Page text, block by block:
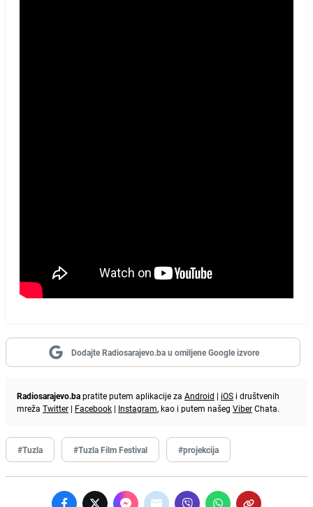
Dodajte Radiosarajevo.ba u omiljene Google izvore
Radiosarajevo.bapratite putem aplikacije za Android | iOS i društvenih
mreža Twitter | Facebook | Instagram, kao i putem našeg ViberChata.
#Tuzla #Tuzla Film Festival #projekcija